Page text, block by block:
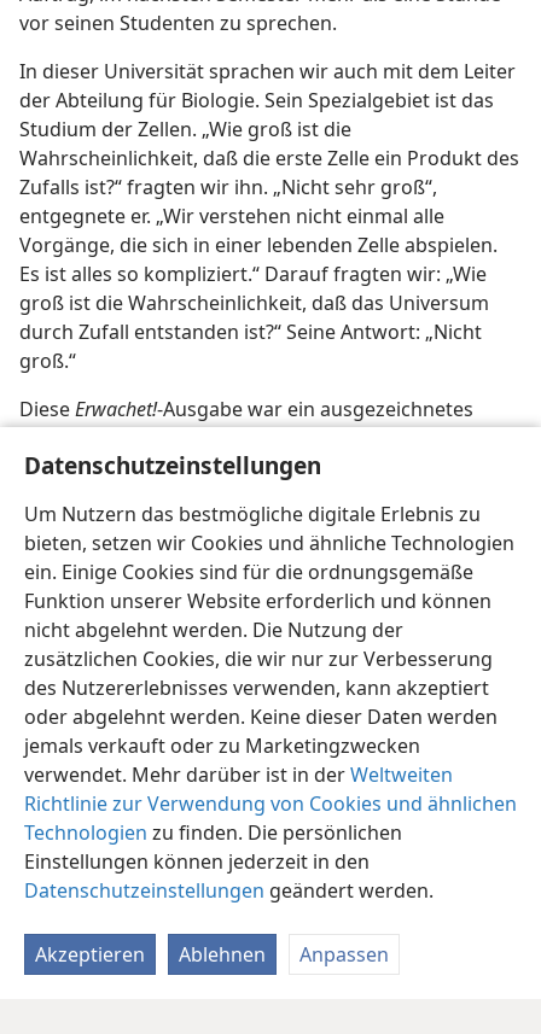
Datenschutzeinstellungen
Um Nutzern das bestmögliche digitale Erlebnis zu
bieten, setzen wir Cookies und ähnliche Technologien
ein. Einige Cookies sind für die ordnungsgemäße
Funktion unserer Website erforderlich und können
nicht abgelehnt werden. Die Nutzung der
zusätzlichen Cookies, die wir nur zur Verbesserung
des Nutzererlebnisses verwenden, kann akzeptiert
oder abgelehnt werden. Keine dieser Daten werden
jemals verkauft oder zu Marketingzwecken
verwendet. Mehr darüber ist in derWeltweiten
Richtlinie zur Verwendung von Cookies und ähnlichen
Technologien zu finden. Die persönlichen
Einstellungen können jederzeit in den
Datenschutzeinstellungen geändert werden.
Akzeptieren Ablehnen Anpassen
vor seinen Studenten zu sprechen.
In dieser Universität sprachen wir auch mit dem Leiter
der Abteilung für Biologie. Sein Spezialgebiet ist das
Studium der Zellen. „Wie groß ist die
Wahrscheinlichkeit, daß die erste Zelle ein Produkt des
Zufalls ist?“ fragten wir ihn. „Nicht sehr groß“,
entgegnete er. „Wir verstehen nicht einmal alle
Vorgänge, die sich in einer lebenden Zelle abspielen.
Es ist alles so kompliziert.“ Darauf fragten wir: „Wie
groß ist die Wahrscheinlichkeit, daß das Universum
durch Zufall entstanden ist?“ Seine Antwort: „Nicht
groß.“
DieseErwachet!-Ausgabe war ein ausgezeichnetes
Lehranstalten in Verbindung zu kommen.
M. R., Washington, D. C., USA